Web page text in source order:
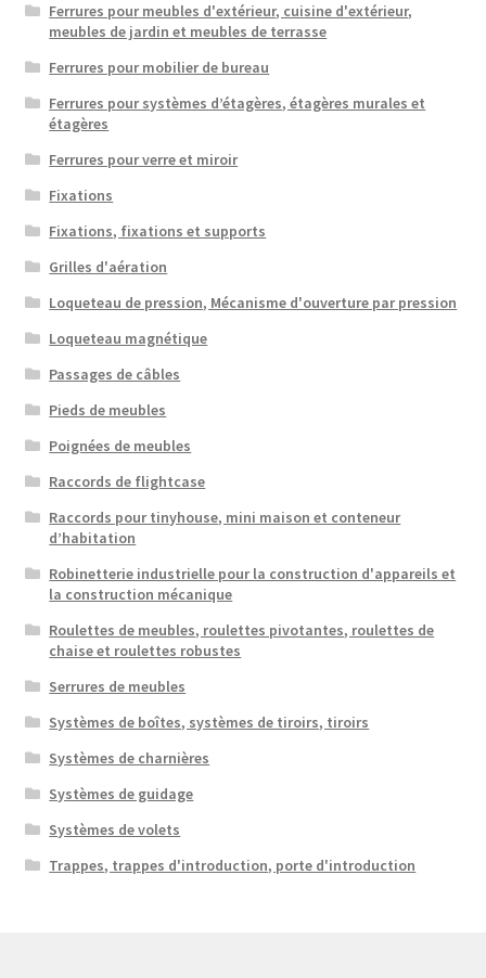
Ferrures pour meubles d'extérieur, cuisine d'extérieur,
meubles de jardin et meubles de terrasse
Ferrures pour mobilier de bureau
Ferrures pour systèmes d’étagères, étagères murales et
étagères
Ferrures pour verre et miroir
Fixations
Fixations, fixations et supports
Grilles d'aération
Loqueteau de pression, Mécanisme d'ouverture par pression
Loqueteau magnétique
Passages de câbles
Pieds de meubles
Poignées de meubles
Raccords de flightcase
Raccords pour tinyhouse, mini maison et conteneur
d’habitation
Robinetterie industrielle pour la construction d'appareils et
la construction mécanique
Roulettes de meubles, roulettes pivotantes, roulettes de
chaise et roulettes robustes
Serrures de meubles
Systèmes de boîtes, systèmes de tiroirs, tiroirs
Systèmes de charnières
Systèmes de guidage
Systèmes de volets
Trappes, trappes d'introduction, porte d'introduction